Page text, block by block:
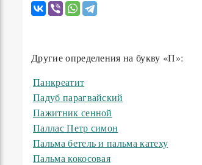
Другие определения на букву «П»:
Панкреатит
Падуб парагвайский
Пажитник сенной
Паллас Петр симон
Пальма бетель и пальма катеху
Пальма кокосовая